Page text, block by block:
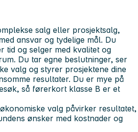
salg eller prosjektsalg,
ansvar og tydelige mål. Du
tid og selger med kvalitet og
Du tar egne beslutninger, ser
valg og styrer prosjektene dine
resultater. Du er mye på
så førerkort klasse B er et
valg påvirker resultatet,
ønsker med kostnader og